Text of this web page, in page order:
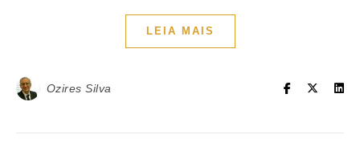
LEIA MAIS
Ozires Silva